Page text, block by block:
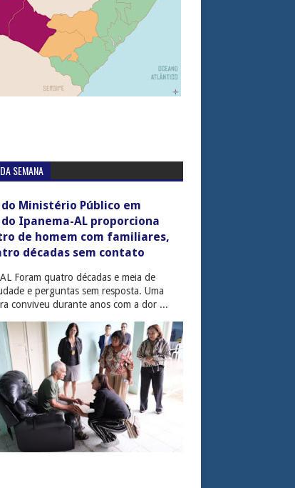
SEMANA
Ministério Público em
Ipanema-AL proporciona
de homem com familiares,
décadas sem contato
Foram quatro décadas e meia de
e perguntas sem resposta. Uma
conviveu durante anos com a dor ...